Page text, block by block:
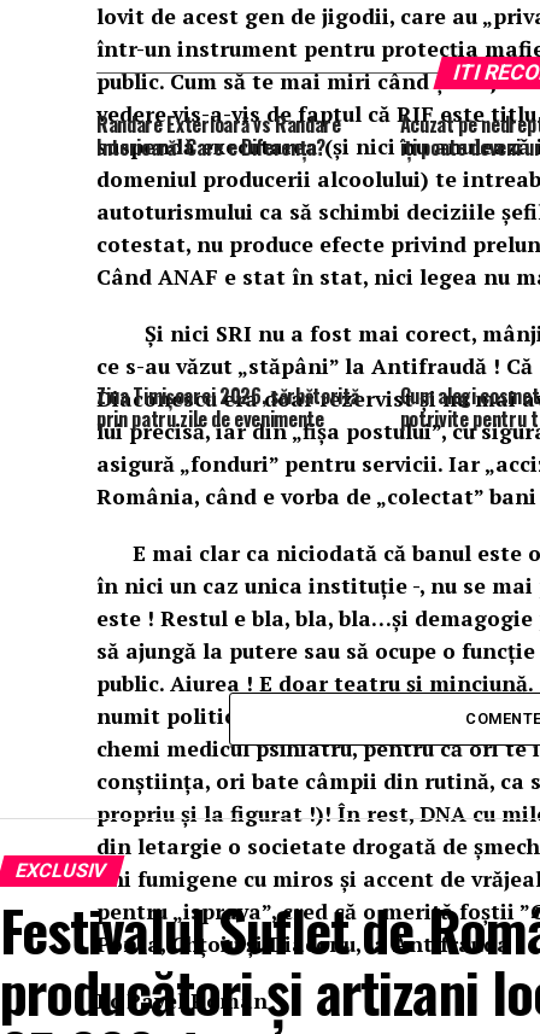
lovit de acest gen de jigodii, care au
într-un instrument pentru protecția
public. Cum să te mai miri când șeful
vedere vis-a-vis de faptul că RIF este
suspendă executarea (și nici nu
domeniul producerii alcoolului) te
autoturismului ca să schimbi deciziile
cotestat, nu produce efecte privind
Când ANAF e stat în stat, nici legea nu
Și nici SRI nu a fost mai corect,
ce s-au văzut „stăpâni” la Antifraudă !
Diaconescu era doar rezervist și nu mai
lui precisă, iar din „fișa postului”, cu
asigură „fonduri” pentru servicii. Iar
România, când e vorba de „colectat”
E mai clar ca niciodată că banul este
în nici un caz unica instituție -, nu se
este ! Restul e bla, bla, bla…și
să ajungă la putere sau să ocupe o
public. Aiurea ! E doar teatru și
numit politic – adică ocult -, prerorând
chemi medicul psihiatru, pentru că ori te
conștiința, ori bate câmpii din rutină, ca
propriu și la figurat !)! În rest, DNA cu
din letargie o societate drogată de
ani fumigene cu miros și accent de
pentru „isprava”, cred că o merită foștii
Ponta, Chțoiu și Diaconu, la Antifrauda !
Ec Pavel Roman
ITI
Randare Exterioară vs Randare
Interioară: Care e Diferența?
Acuzat pe
îţi poate deveni
Ziua Timișoarei 2026, sărbătorită
prin patru zile de evenimente
Cum alegi
potrivite pentru
EXCLUSIV
Festivalul Suflet de
producători și artizani